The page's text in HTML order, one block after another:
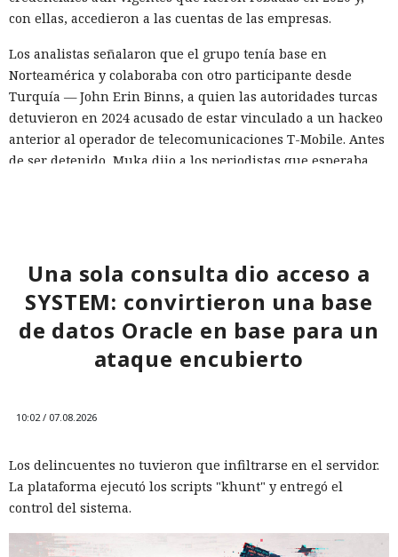
con ellas, accedieron a las cuentas de las empresas.
Los analistas señalaron que el grupo tenía base en
Norteamérica y colaboraba con otro participante desde
Turquía — John Erin Binns, a quien las autoridades turcas
detuvieron en 2024 acusado de estar vinculado a un hackeo
anterior al operador de telecomunicaciones T-Mobile. Antes
de ser detenido, Muka dijo a los periodistas que esperaba
vigilar la actividad de las cuentas por accesos desde
dispositivos desconocidos.
Una sola consulta dio acceso a
SYSTEM: convirtieron una base
de datos Oracle en base para un
ataque encubierto
10:02 / 07.08.2026
Los delincuentes no tuvieron que infiltrarse en el servidor.
La plataforma ejecutó los scripts "khunt" y entregó el
control del sistema.